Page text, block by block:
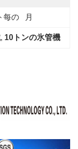
の   月
, 10トンの氷管機